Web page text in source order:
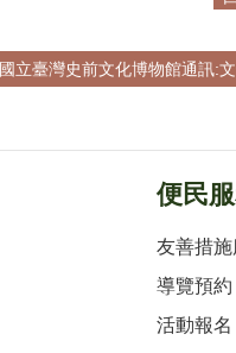
國立臺灣史前文化博物館通訊:
便民
友善措施
導覽預約
活動報名